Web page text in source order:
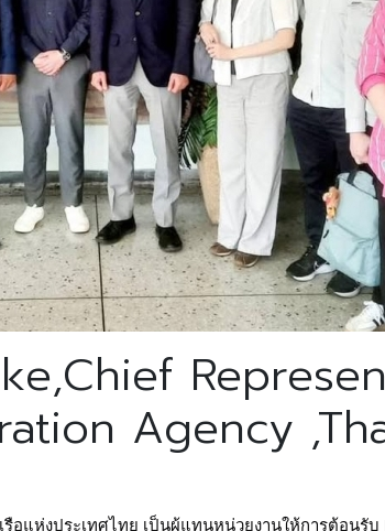
Agency
แห่งประเทศไทย เป็นผู้แทนหน่วยงานให้การต้อนรับ